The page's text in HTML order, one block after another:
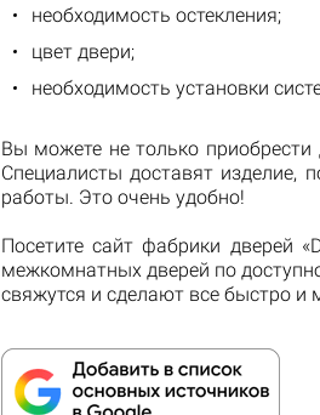
необходимость остекления;
цвет двери;
необходимость установки
Вы можете не только приобрести
Специалисты доставят изделие,
работы. Это очень удобно!
Посетите сайт фабрики дверей
межкомнатных дверей по
свяжутся и сделают все быстро и